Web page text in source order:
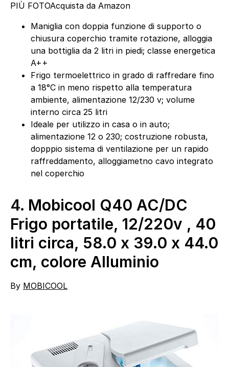
PIÙ FOTOAcquista da Amazon
Maniglia con doppia funzione di supporto o
chiusura coperchio tramite rotazione, alloggia
una bottiglia da 2 litri in piedi; classe energetica
A++
Frigo termoelettrico in grado di raffredare fino
a 18°C in meno rispetto alla temperatura
ambiente, alimentazione 12/230 v; volume
interno circa 25 litri
Ideale per utilizzo in casa o in auto;
alimentazione 12 o 230; costruzione robusta,
dopppio sistema di ventilazione per un rapido
raffreddamento, alloggiametno cavo integrato
nel coperchio
4. Mobicool Q40 AC/DC
Frigo portatile, 12/220v , 40
litri circa, 58.0 x 39.0 x 44.0
cm, colore Alluminio
By MOBICOOL